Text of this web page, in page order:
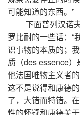
可能知道的东西。”
下面普列汉诺
罗比耐的一些话：“
识事物的本质的；
质（des essence
他法国唯物主义者
这不是说得和康德
了，大错而特错。
性的怀疑和康德关